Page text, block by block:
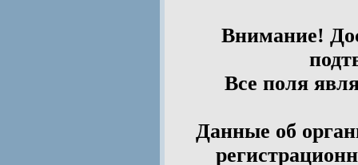
Внимание!
Все поля
Данные об